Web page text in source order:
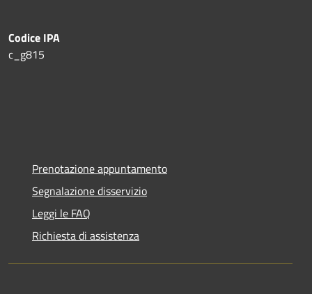
Codice IPA
c_g815
Prenotazione appuntamento
Segnalazione disservizio
Leggi le FAQ
Richiesta di assistenza